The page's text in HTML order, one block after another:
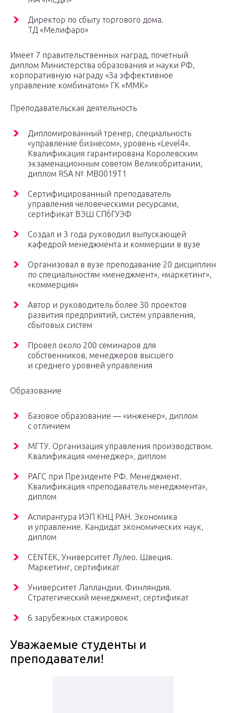
Директор по сбыту торгового дома.
ТД «Мелифаро»
Имеет 7 правительственных наград, почетный
диплом Министерства образования и науки РФ,
корпоративную награду «За эффективное
управление комбинатом» ГК «ММК»
Преподавательская деятельность
Дипломированный тренер, специальность
«управление бизнесом», уровень «Level4».
Квалификация гарантирована Королевским
экзаменационным советом Великобритании,
диплом RSA № MB0019T1
Сертифицированный преподаватель
управления человеческими ресурсами,
сертификат ВЭШ СПбГУЭФ
Создал и 3 года руководил выпускающей
кафедрой менеджмента и коммерции в вузе
Организовал в вузе преподавание 20 дисциплин
по специальностям «менеджмент», «маркетинг»,
«коммерция»
Автор и руководитель более 30 проектов
развития предприятий, систем управления,
сбытовых систем
Провел около 200 семинаров для
собственников, менеджеров высшего
и среднего уровней управления
Образование
Базовое образование — «инженер», диплом
с отличием
МГТУ. Организация управления производством.
Квалификация «менеджер», диплом
РАГС при Президенте РФ. Менеджмент.
Квалификация «преподаватель менеджмента»,
диплом
Аспирантура ИЭП КНЦ РАН. Экономика
и управление. Кандидат экономических наук,
диплом
CENTEK, Университет Лулео. Швеция.
Маркетинг, сертификат
Университет Лапландии. Финляндия.
Стратегический менеджмент, сертификат
6 зарубежных стажировок
Уважаемые студенты и
преподаватели!